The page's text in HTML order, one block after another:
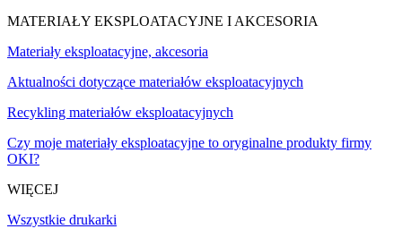
MATERIAŁY EKSPLOATACYJNE I AKCESORIA
Materiały eksploatacyjne, akcesoria
Aktualności dotyczące materiałów eksploatacyjnych
Recykling materiałów eksploatacyjnych
Czy moje materiały eksploatacyjne to oryginalne produkty firmy
OKI?
WIĘCEJ
Wszystkie drukarki